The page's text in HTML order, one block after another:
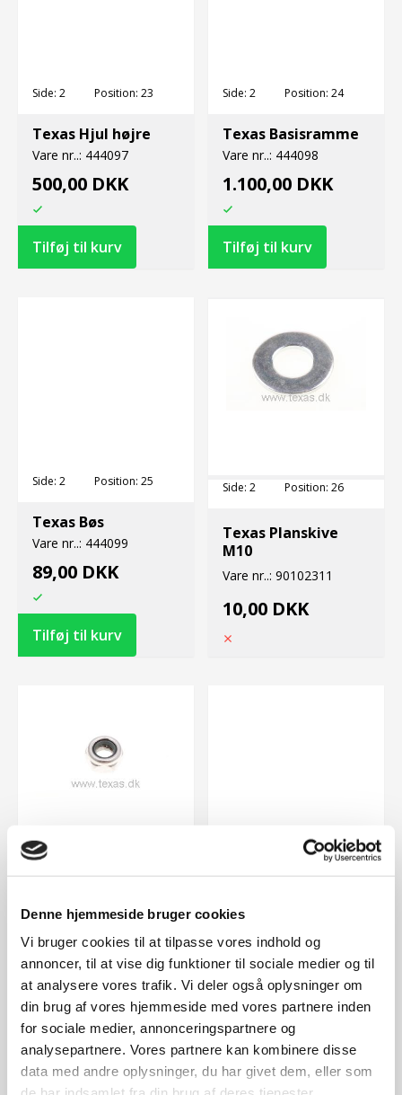
Denne hjemmeside bruger cookies
Vi bruger cookies til at tilpasse vores indhold og
annoncer, til at vise dig funktioner til sociale medier og til
at analysere vores trafik. Vi deler også oplysninger om
din brug af vores hjemmeside med vores partnere inden
for sociale medier, annonceringspartnere og
analysepartnere. Vores partnere kan kombinere disse
data med andre oplysninger, du har givet dem, eller som
Side: 2 Position: 23
Texas Hjul højre
Vare nr..: 444097
500,00 DKK
Side: 2 Position: 24
Texas Basisramme
Vare nr..: 444098
1.100,00 DKK
Side: 2 Position: 25
Texas Bøs
Vare nr..: 444099
89,00 DKK
Side: 2 Position: 26
Texas Planskive
M10
Vare nr..: 90102311
10,00 DKK
Texas Låsemøtrik
Vare nr..: 422563
10,00 DKK
Texas Koblings
Vare nr..: 444101
45,00 DKK